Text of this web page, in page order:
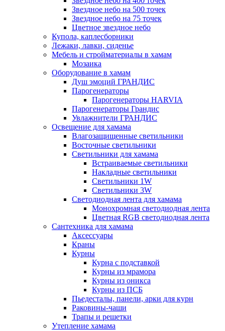
Звездное небо на 500 точек
Звездное небо на 75 точек
Цветное звездное небо
Купола, каплесборники
Лежаки, лавки, сиденье
Мебель и стройматериалы в хамам
Мозаика
Оборудование в хамам
Душ эмоций ГРАНДИС
Парогенераторы
Парогенераторы HARVIA
Парогенераторы Грандис
Увлажнители ГРАНДИС
Освещение для хамама
Влагозащищенные светильники
Восточные светильники
Светильники для хамама
Встраиваемые светильники
Накладные светильники
Светильники 1W
Светильники 3W
Светодиодная лента для хамама
Монохромная светодиодная лента
Цветная RGB светодиодная лента
Сантехника для хамама
Аксессуары
Краны
Курны
Курна с подставкой
Курны из мрамора
Курны из оникса
Курны из ПСБ
Пьедесталы, панели, арки для курн
Раковины-чаши
Трапы и решетки
Утепление хамама